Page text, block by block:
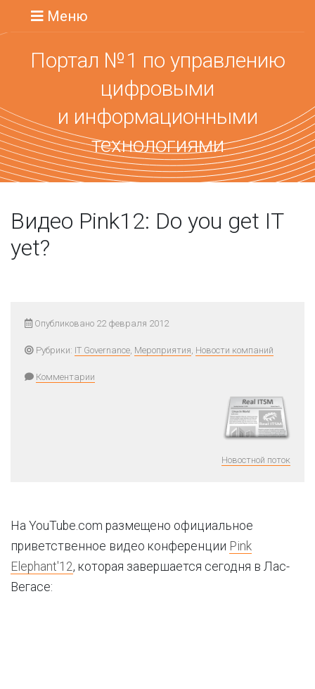
Меню
Портал №1 по управлению
цифровыми
и информационными
технологиями
Видео Pink12: Do you get IT
yet?
Опубликовано 22 февраля 2012
Рубрики: IT Governance, Мероприятия, Новости компаний
Комментарии
Новостной поток
На YouTube.com размещено официальное
приветственное видео конференции Pink
Elephant'12, которая завершается сегодня в Лас-
Вегасе: